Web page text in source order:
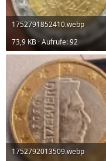
1752791852410.webp
73,9 KB · Aufrufe: 92
1752792013509.webp